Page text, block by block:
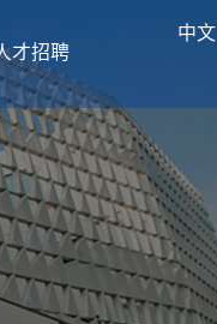
中文
才招聘